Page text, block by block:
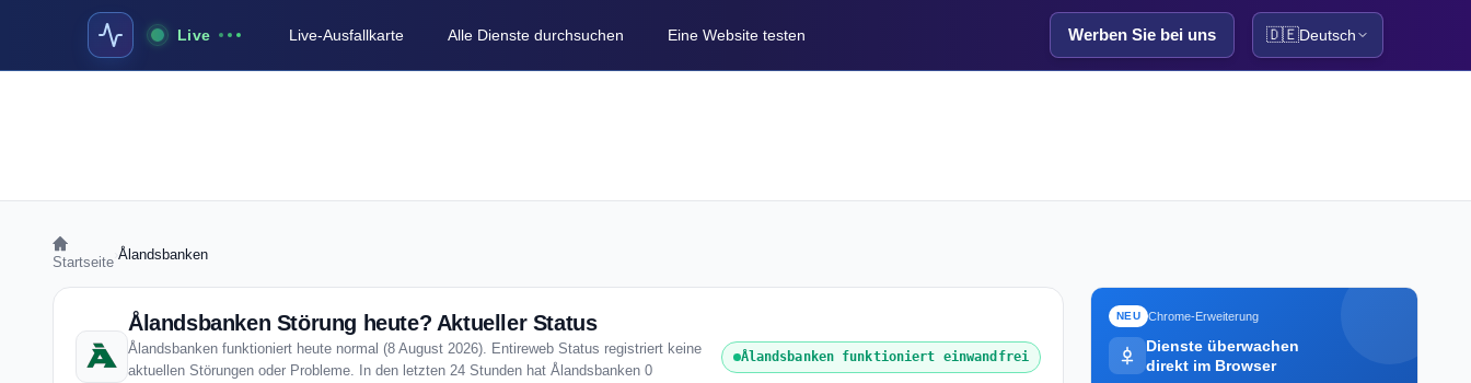
Live Live-Ausfallkarte Alle Dienste durchsuchen Eine Website testen Werben Sie bei uns 🇩🇪Deutsch
Startseite Ålandsbanken
Ålandsbanken Störung heute? Aktueller Status
Ålandsbanken funktioniert heute normal (8 August 2026). Entireweb Status registriert keine
aktuellen Störungen oder Probleme. In den letzten 24 Stunden hat Ålandsbanken 0
Ålandsbanken funktioniert einwandfrei
NEU Chrome-Erweiterung
Dienste überwachen
direkt im Browser